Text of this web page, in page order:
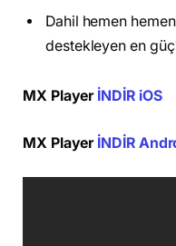
Dahil hemen
destekleyen en
MX Player İNDİR iOS
MX Player İNDİR